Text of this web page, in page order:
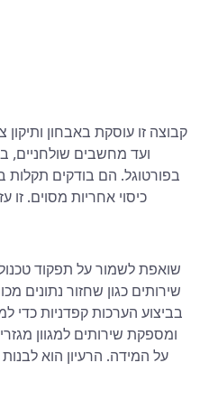
קבוצה זו עוסקת באבחון
ועד מחשבים שולחניים,
בפורטוגל. הם בודקים תקלות
כיסוי אחריות מסוים.
שירותים כגון שחזור נתונים
בביצוע הערכות קפדניות כדי
ומספקת שירותים למגוון
על המידה. הרעיון הוא